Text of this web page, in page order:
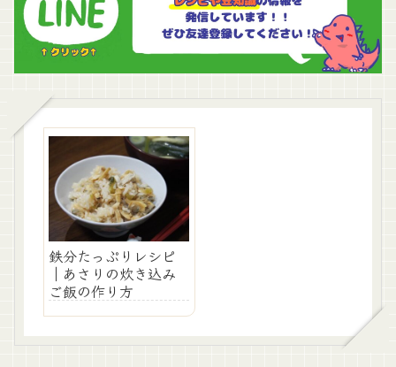
鉄分たっぷりレシピ
｜あさりの炊き込み
ご飯の作り方